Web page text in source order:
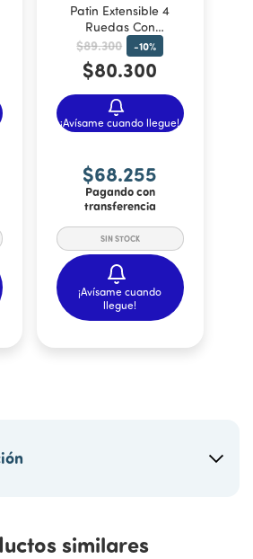
Patin Extensible 4
Ruedas Con
Protecciones TIKI RBW
Rojo
$89.300 -10%
$80.300
¡Avísame cuando llegue!
$68.255
Pagando con
transferencia
¡Avísame cuando
llegue!
similares